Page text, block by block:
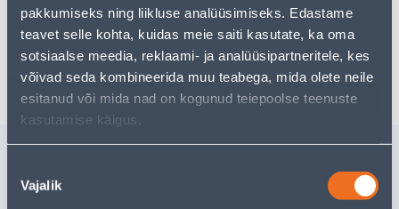
pakkumiseks ning liikluse analüüsimiseks. Edastame
teavet selle kohta, kuidas meie saiti kasutate, ka oma
sotsiaalse meedia, reklaami- ja analüüsipartneritele, kes
võivad seda kombineerida muu teabega, mida olete neile
esitanud või mida nad on kogunud teiepoolse teenuste
kasutamise käigus.
valik
Vajalik
Tarne pole võimalik
Sarnased tooted
400MM